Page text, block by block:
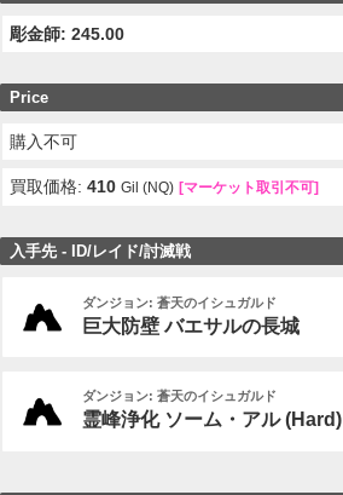
彫金師: 245.00
Price
購入不可
買取価格:410 Gil (NQ) [マーケット取引不可]
入手先 - ID/レイド/討滅戦
ダンジョン: 蒼天のイシュガルド
巨大防壁 バエサルの長城
ダンジョン: 蒼天のイシュガルド
霊峰浄化 ソーム・アル (Hard)